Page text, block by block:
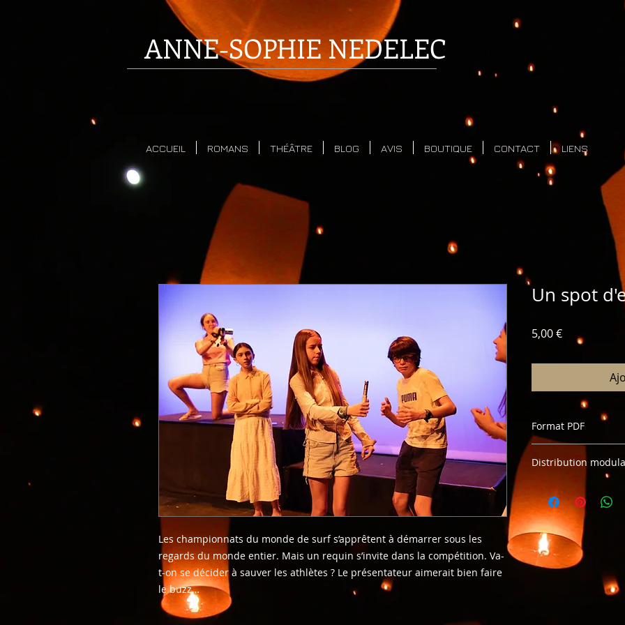
ANNE-SOPHIENEDELEC
ACCUEIL ROMANS THÉÂTRE BLOG AVIS BOUTIQUE CONTACT LIENS
Les championnats du monde de surf s’apprêtent à démarrer sous les
regards du monde entier. Mais un requin s’invite dans la compétition. Va-
t-on se décider à sauver les athlètes ? Le présentateur aimerait bien faire
le buzz…
Un spot
5,00 €Prix
Format PDF
Pour toute
merci de contacter
Distribution